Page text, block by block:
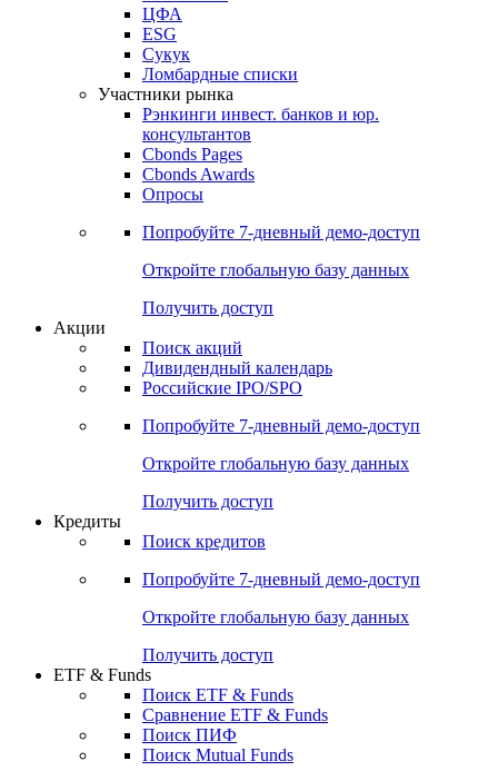
ЦФА
ESG
Сукук
Ломбардные списки
Участники рынка
Рэнкинги инвест. банков и юр.
консультантов
Cbonds Pages
Cbonds Awards
Опросы
Попробуйте 7-дневный демо-доступ
Откройте глобальную базу данных
Получить доступ
Акции
Поиск акций
Дивидендный календарь
Российские IPO/SPO
Попробуйте 7-дневный демо-доступ
Откройте глобальную базу данных
Получить доступ
Кредиты
Поиск кредитов
Попробуйте 7-дневный демо-доступ
Откройте глобальную базу данных
Получить доступ
ETF & Funds
Поиск ETF & Funds
Сравнение ETF & Funds
Поиск ПИФ
Поиск Mutual Funds